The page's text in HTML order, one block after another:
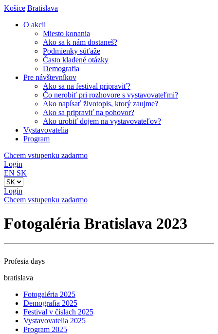
Košice Bratislava
O akcii
Miesto konania
Ako sa k nám dostaneš?
Podmienky súťaže
Často kladené otázky
Demografia
Pre návštevníkov
Ako sa na festival pripraviť?
Čo nerobiť pri rozhovore s vystavovateľmi?
Ako napísať životopis, ktorý zaujme?
Ako sa pripraviť na pohovor?
Ako urobiť dojem na vystavovateľov?
Vystavovatelia
Program
Chcem vstupenku zadarmo
Login
EN SK
Login
Chcem vstupenku zadarmo
Fotogaléria Bratislava 2023
Profesia days
bratislava
Fotogaléria 2025
Demografia 2025
Festival v číslach 2025
Vystavovatelia 2025
Program 2025